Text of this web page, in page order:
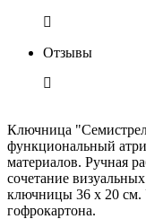
Отзывы
Ключница
функциональный
материалов. Ручная
сочетание
ключницы 36 х 20 см.
гофрокартона.